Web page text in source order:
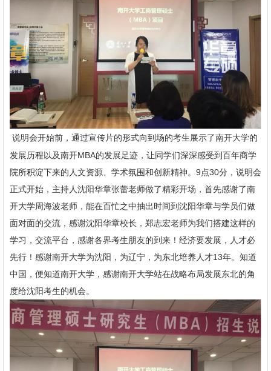
说明会开始前，通过宣传片的形式向到场的考生展示了南开大学的
发展历程以及南开MBA的发展足迹，让同学们深深感受到百年商学
院所积淀下来的人文资源、学术氛围和创新精神。9点30分，说明会
正式开始，主持人沈阳华章张蕾老师做了精彩开场，首先感谢了南
开大学周海波老师，能在百忙之中抽出时间到沈阳华章与学员们做
面对面的交流，感谢沈阳华章校长，郑志宏老师为我们搭建这样的
学习，交流平台，感谢各界考生朋友的到来！经济要发展，人才必
先行！感谢南开大学为沈阳，为辽宁，为东北培养人才13年。知道
中国，便知道南开大学，感谢南开大学站在战略布局发展东北的角
度给沈阳考生的机会。